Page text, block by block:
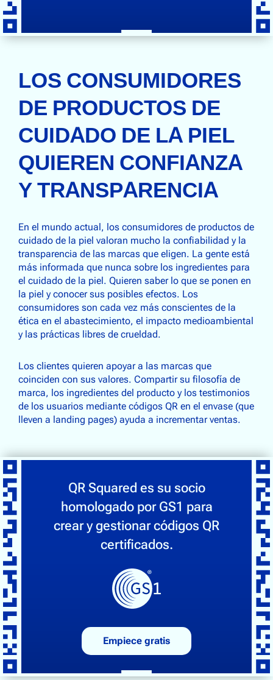
LOS CONSUMIDORES
DE PRODUCTOS DE
CUIDADO DE LA PIEL
QUIEREN CONFIANZA
Y TRANSPARENCIA
En el mundo actual, los consumidores de productos de
cuidado de la piel valoran mucho la confiabilidad y la
transparencia de las marcas que eligen. La gente está
más informada que nunca sobre los ingredientes para
el cuidado de la piel. Quieren saber lo que se ponen en
la piel y conocer sus posibles efectos. Los
consumidores son cada vez más conscientes de la
ética en el abastecimiento, el impacto medioambiental
y las prácticas libres de crueldad.
Los clientes quieren apoyar a las marcas que
coinciden con sus valores. Compartir su filosofía de
marca, los ingredientes del producto y los testimonios
de los usuarios mediante códigos QR en el envase (que
lleven a landing pages) ayuda a incrementar ventas.
QR Squared es su socio
homologado por GS1 para
crear y gestionar códigos QR
certificados.
Empiece gratis